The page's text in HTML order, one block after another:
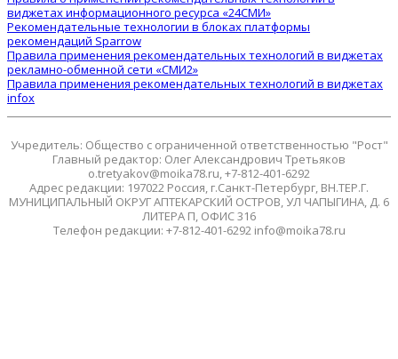
виджетах информационного ресурса «24СМИ»
Рекомендательные технологии в блоках платформы
рекомендаций Sparrow
Правила применения рекомендательных технологий в виджетах
рекламно-обменной сети «СМИ2»
Правила применения рекомендательных технологий в виджетах
infox
Учредитель: Общество с ограниченной ответственностью "Рост"
Главный редактор: Олег Александрович Третьяков
o.tretyakov@moika78.ru, +7-812-401-6292
Адрес редакции: 197022 Россия, г.Санкт-Петербург, ВН.ТЕР.Г.
МУНИЦИПАЛЬНЫЙ ОКРУГ АПТЕКАРСКИЙ ОСТРОВ, УЛ ЧАПЫГИНА, Д. 6
ЛИТЕРА П, ОФИС 316
Телефон редакции: +7-812-401-6292 info@moika78.ru